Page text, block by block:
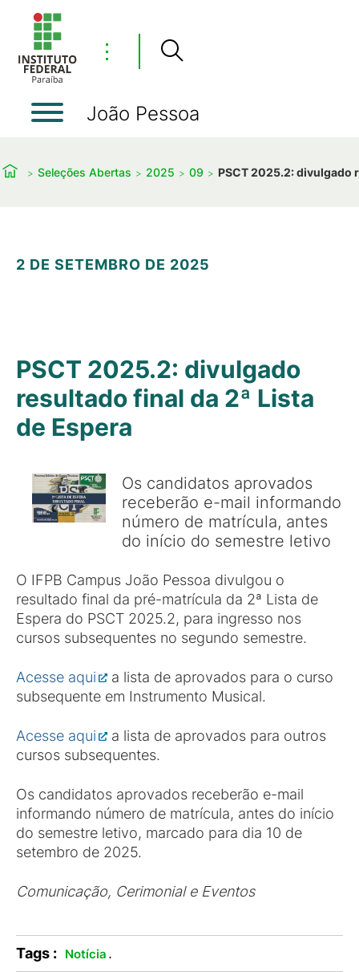
⋮
João Pessoa
Seleções Abertas 2025 09 PSCT 2025.2: divulgado
2 DE SETEMBRO DE 2025
PSCT 2025.2: divulgado
resultado final da 2ª Lista
de Espera
Os candidatos aprovados
receberão e-mail informando
número de matrícula, antes
do início do semestre letivo
O IFPB Campus João Pessoa divulgou o
resultado final da pré-matrícula da 2ª Lista de
Espera do PSCT 2025.2, para ingresso nos
cursos subsequentes no segundo semestre.
Acesse aqui
a lista de aprovados para o curso
subsequente em Instrumento Musical.
Acesse aqui
a lista de aprovados para outros
cursos subsequentes.
Os candidatos aprovados receberão e-mail
informando número de matrícula, antes do início
do semestre letivo, marcado para dia 10 de
setembro de 2025.
Comunicação, Cerimonial e Eventos
Tags : Notícia .